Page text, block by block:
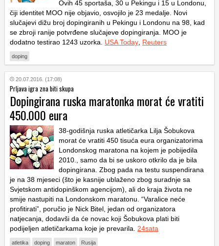
Ovih 45 sportaša, 30 u Pekingu i 15 u Londonu,
čiji identitet MOO nije objavio, osvojilo je 23 medalje. Novi
slučajevi dižu broj dopingiranih u Pekingu i Londonu na 98, kad
se zbroji ranije potvrđene slučajeve dopingiranja. MOO je
dodatno testirao 1243 uzorka. USA Today Reuters
doping
20.07.2016. (17:08)
Prljava igra zna biti skupa
Dopingirana ruska maratonka morat će vratiti
450.000 eura
38-godišnja ruska atletičarka Lilja Šobukova
morat će vratiti 450 tisuća eura organizatorima
Londonskog maratona na kojem je pobijedila
2010., samo da bi se uskoro otkrilo da je bila
dopingirana. Zbog pada na testu suspendirana
je na 38 mjeseci (što je kasnije ublaženo zbog suradnje sa
Svjetskom antidopinškom agencijom), ali do kraja života ne
smije nastupiti na Londonskom maratonu. “Varalice neće
profitirati”, poručio je Nick Bitel, jedan od organizatora
natjecanja, dodavši da će novac koji Šobukova plati biti
podijeljen atletičarkama koje je prevarila. 24sata
atletika doping maraton Rusija